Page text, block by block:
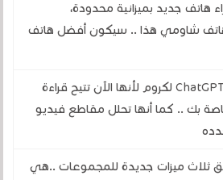
هاتف جديد بميزانية محدودة،
شاومي هذا .. سيكون أفضل هاتف
قم بتحميل إضافة ChatGPT لكروم لأنها الآن تتيح قراءة
بك .. كما أنها تحلل مقاطع فيديو
ثلاث ميزات جديدة للمجموعات ..هي